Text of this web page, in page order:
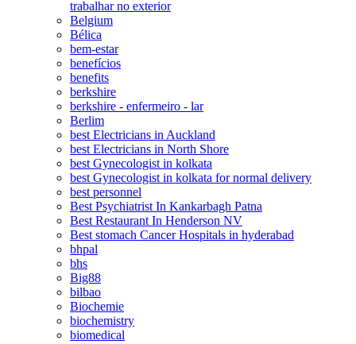
trabalhar no exterior
Belgium
Bélica
bem-estar
benefícios
benefits
berkshire
berkshire - enfermeiro - lar
Berlim
best Electricians in Auckland
best Electricians in North Shore
best Gynecologist in kolkata
best Gynecologist in kolkata for normal delivery
best personnel
Best Psychiatrist In Kankarbagh Patna
Best Restaurant In Henderson NV
Best stomach Cancer Hospitals in hyderabad
bhpal
bhs
Big88
bilbao
Biochemie
biochemistry
biomedical